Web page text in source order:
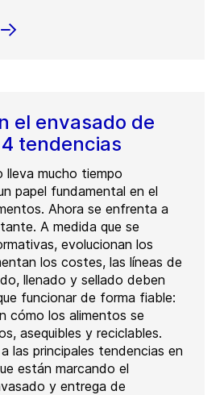
el envasado de
tendencias
lleva mucho tiempo
papel fundamental en el
Ahora se enfrenta a
A medida que se
evolucionan los
los costes, las líneas de
llenado y sellado deben
funcionar de forma fiable:
cómo los alimentos se
asequibles y reciclables.
las principales tendencias en
están marcando el
y entrega de